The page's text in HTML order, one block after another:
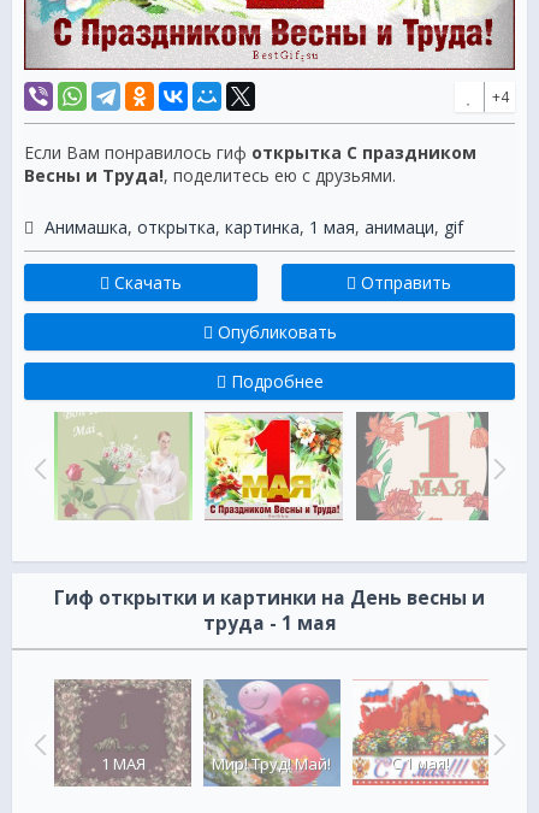
+4
Если Вам понравилось гиф открытка С праздником
Весны и Труда!, поделитесь ею с друзьями.
Анимашка, открытка, картинка, 1 мая, анимаци, gif
Скачать Отправить
Опубликовать
Подробнее
Гиф открытки и картинки на День весны и
труда - 1 мая
1 МАЯ Мир! Труд! Май! С 1 мая!